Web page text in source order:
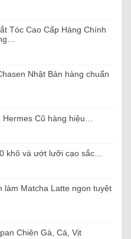
Tóc Cao Cấp Hàng Chính
Nhật Bản hàng chuẩn
Cũ hàng hiệu…
khô và ướt lưỡi cạo sắc…
làm Matcha Latte ngon tuyệt
Chiên Gà, Cá, Vịt